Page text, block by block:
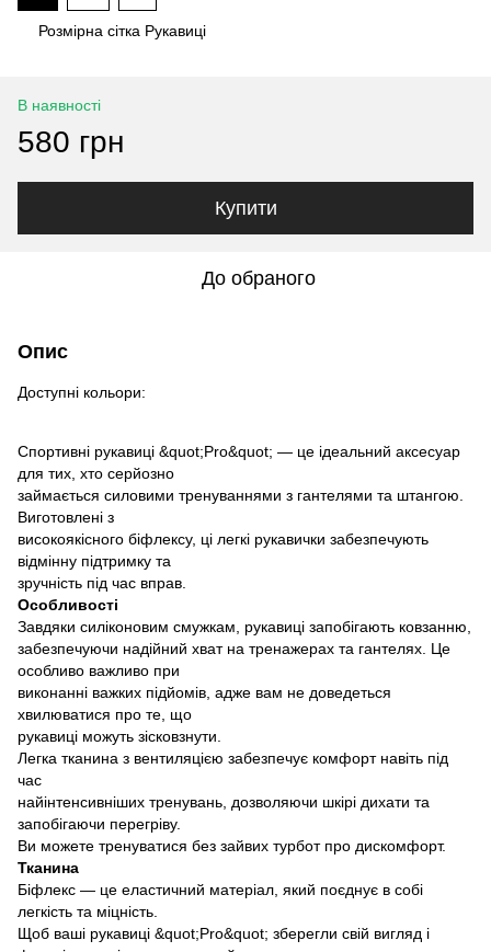
Розмірна сітка Рукавиці
В наявності
580 грн
Купити
До обраного
Опис
Доступні кольори:
Спортивні рукавиці &quot;Pro&quot; — це ідеальний аксесуар
для тих, хто серйозно
займається силовими тренуваннями з гантелями та штангою.
Виготовлені з
високоякісного біфлексу, ці легкі рукавички забезпечують
відмінну підтримку та
зручність під час вправ.
Особливості
Завдяки силіконовим смужкам, рукавиці запобігають ковзанню,
забезпечуючи надійний хват на тренажерах та гантелях. Це
особливо важливо при
виконанні важких підйомів, адже вам не доведеться
хвилюватися про те, що
рукавиці можуть зісковзнути.
Легка тканина з вентиляцією забезпечує комфорт навіть під
час
найінтенсивніших тренувань, дозволяючи шкірі дихати та
запобігаючи перегріву.
Ви можете тренуватися без зайвих турбот про дискомфорт.
Тканина
Біфлекс — це еластичний матеріал, який поєднує в собі
легкість та міцність.
Щоб ваші рукавиці &quot;Pro&quot; зберегли свій вигляд і